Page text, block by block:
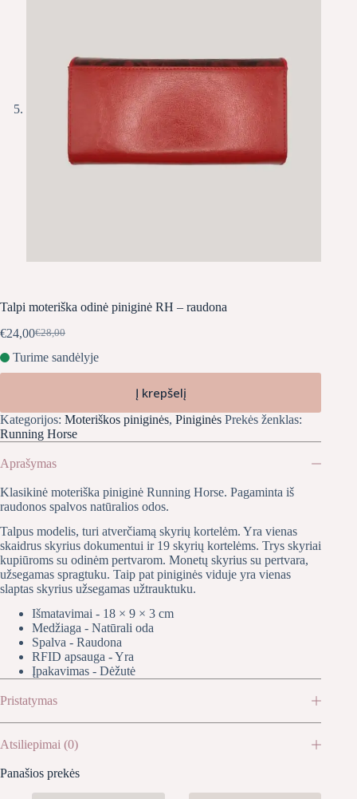
Talpi moteriška odinė piniginė RH – raudona
€28,00
Original
price
€24,00Current
price
Turime sandėlyje
Į krepšelį
Kategorijos: Moteriškos piniginės, Piniginės Prekės ženklas:
Running Horse
Aprašymas
Klasikinė moteriška piniginė Running Horse. Pagaminta iš
raudonos spalvos natūralios odos.
Talpus modelis, turi atverčiamą skyrių kortelėm. Yra vienas
skaidrus skyrius dokumentui ir 19 skyrių kortelėms. Trys skyriai
kupiūroms su odinėm pertvarom. Monetų skyrius su pertvara,
užsegamas spragtuku. Taip pat piniginės viduje yra vienas
slaptas skyrius užsegamas užtrauktuku.
Išmatavimai - 18 × 9 × 3 cm
Medžiaga - Natūrali oda
Spalva - Raudona
RFID apsauga - Yra
Įpakavimas - Dėžutė
Pristatymas
Atsiliepimai (0)
Panašios prekės